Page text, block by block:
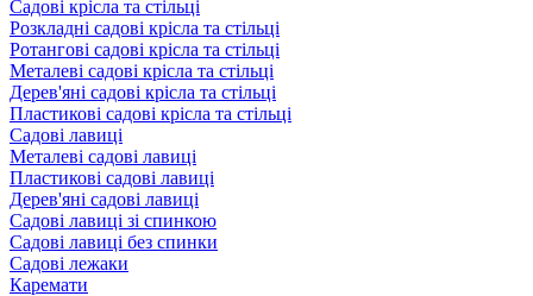
Садові крісла та стільці
Розкладні садові крісла та стільці
Ротангові садові крісла та стільці
Металеві садові крісла та стільці
Дерев'яні садові крісла та стільці
Пластикові садові крісла та стільці
Садові лавиці
Металеві садові лавиці
Пластикові садові лавиці
Дерев'яні садові лавиці
Садові лавиці зі спинкою
Садові лавиці без спинки
Садові лежаки
Каремати